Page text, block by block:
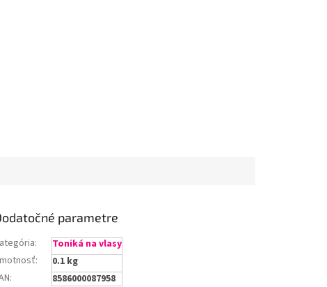
parametre
:
Toniká na vlasy
:
0.1 kg
: 8586000087958